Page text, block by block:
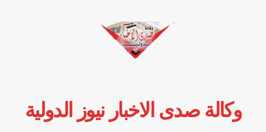
وكالة صدى الاخبار نيوز الدولية